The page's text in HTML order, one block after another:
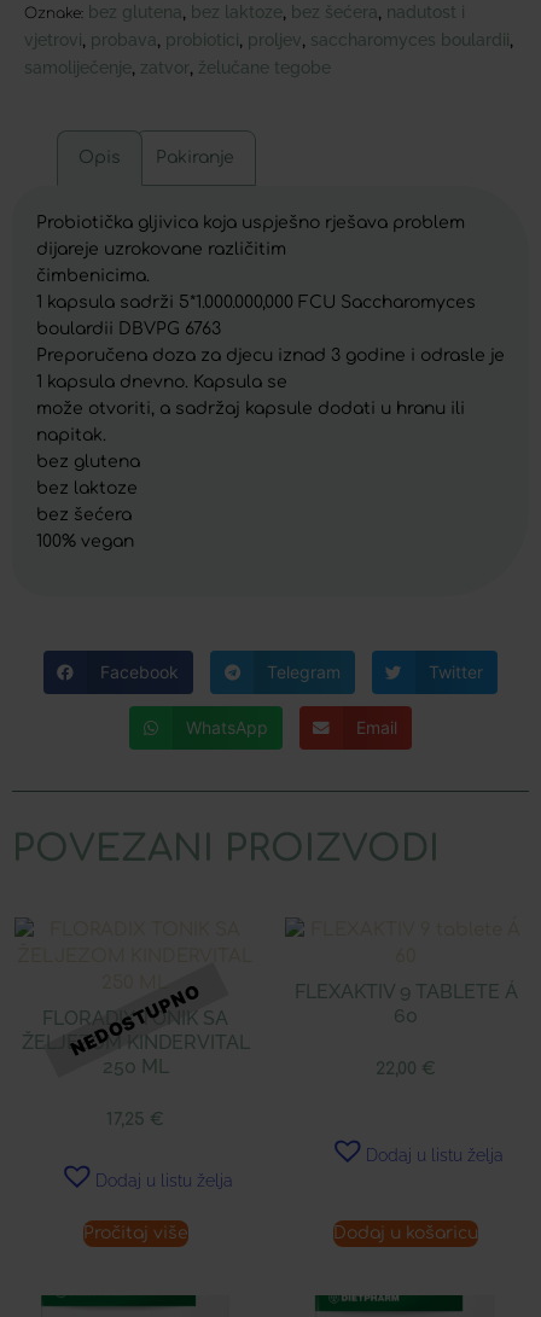
Oznake: bez glutena bez laktoze bez šećera nadutost i
vjetrovi probava probiotici proljev saccharomyces boulardii
samoliječenje zatvor želučane tegobe
Opis Pakiranje
Probiotička gljivica koja uspješno rješava problem
dijareje uzrokovane različitim
čimbenicima.
1 kapsula sadrži 5*1.000.000,000 FCU Saccharomyces
boulardii DBVPG 6763
Preporučena doza za djecu iznad 3 godine i odrasle je
1 kapsula dnevno. Kapsula se
može otvoriti, a sadržaj kapsule dodati u hranu ili
napitak.
bez glutena
bez laktoze
bez šećera
100% vegan
Facebook Telegram Twitter
WhatsApp Email
POVEZANI PROIZVODI
FLORADIX TONIK SA
ŽELJEZOM KINDERVITAL
250 ML
17,25 €
Dodaj u listu želja
Pročitaj više
FLEXAKTIV 9 TABLETE Á
60
22,00 €
Dodaj u listu želja
Dodaj u košaricu